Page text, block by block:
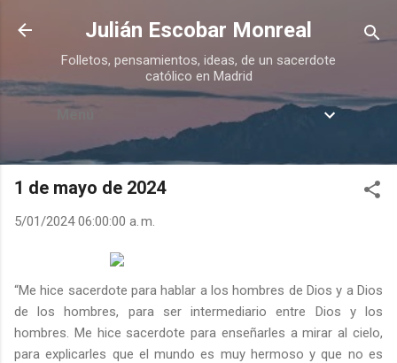
Ir al contenido principal
Julián Escobar Monreal
Folletos, pensamientos, ideas, de un sacerdote
católico en Madrid
Menú
1 de mayo de 2024
5/01/2024 06:00:00 a. m.
“Me hice sacerdote para hablar a los hombres de Dios y a Dios
de los hombres, para ser intermediario entre Dios y los
hombres. Me hice sacerdote para enseñarles a mirar al cielo,
para explicarles que el mundo es muy hermoso y que no es